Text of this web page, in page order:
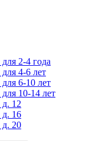
2-4 года
4-6 лет
6-10 лет
10-14 лет
12
д. 16
д. 20